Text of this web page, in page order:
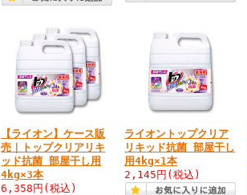
【ライオン】ケース販
売｜トップクリアリキ
ッド抗菌 部屋干し用
4kg×3本
6,358円 (税込)
ライオントップクリア
リキッド抗菌 部屋干し
用4kg×1本
2,145円 (税込)